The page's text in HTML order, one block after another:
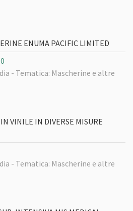
ENUMA PACIFIC LIMITED
- Tematica: Mascherine e altre
VINILE IN DIVERSE MISURE
- Tematica: Mascherine e altre